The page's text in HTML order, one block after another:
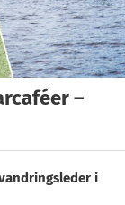
–
i